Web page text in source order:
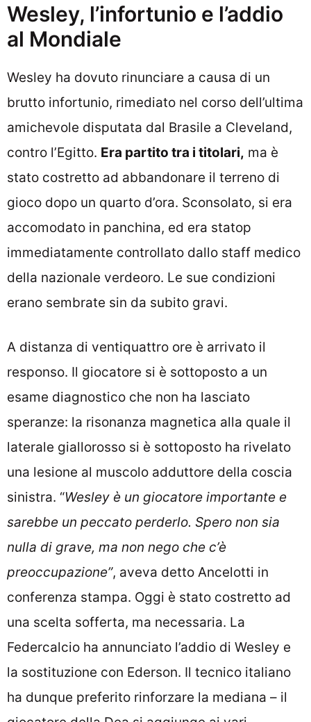
Wesley, l’infortunio e l’addio
al Mondiale
Wesley ha dovuto rinunciare a causa di un
brutto infortunio, rimediato nel corso dell’ultima
amichevole disputata dal Brasile a Cleveland,
contro l’Egitto. Era partito tra i titolari, ma è
stato costretto ad abbandonare il terreno di
gioco dopo un quarto d’ora. Sconsolato, si era
accomodato in panchina, ed era statop
immediatamente controllato dallo staff medico
della nazionale verdeoro. Le sue condizioni
erano sembrate sin da subito gravi.
A distanza di ventiquattro ore è arrivato il
responso. Il giocatore si è sottoposto a un
esame diagnostico che non ha lasciato
speranze: la risonanza magnetica alla quale il
laterale giallorosso si è sottoposto ha rivelato
una lesione al muscolo adduttore della coscia
sinistra. “Wesley è un giocatore importante e
sarebbe un peccato perderlo. Spero non sia
nulla di grave, ma non nego che c’è
preoccupazione”, aveva detto Ancelotti in
conferenza stampa. Oggi è stato costretto ad
una scelta sofferta, ma necessaria. La
Federcalcio ha annunciato l’addio di Wesley e
la sostituzione con Ederson. Il tecnico italiano
ha dunque preferito rinforzare la mediana – il